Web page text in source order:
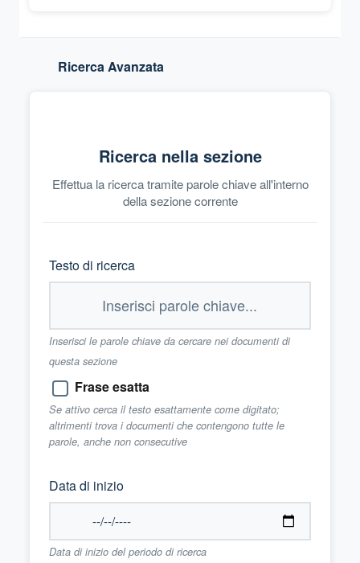
Ricerca Avanzata
Ricerca nella sezione
Effettua la ricerca tramite parole chiave all'interno
della sezione corrente
Testo di ricerca
Inserisci le parole chiave da cercare nei documenti di
questa sezione
Frase esatta
Se attivo cerca il testo esattamente come digitato;
altrimenti trova i documenti che contengono tutte le
parole, anche non consecutive
Data di inizio
Data di inizio del periodo di ricerca